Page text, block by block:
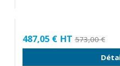
487,05 € HT 573,00 €